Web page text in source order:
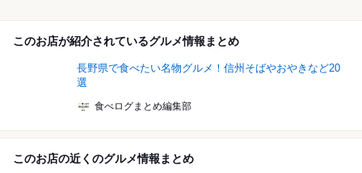
このお店が紹介されているグルメ情報まとめ
長野県で食べたい名物グルメ！信州そばやおやきなど20
選
食べログまとめ編集部
このお店の近くのグルメ情報まとめ